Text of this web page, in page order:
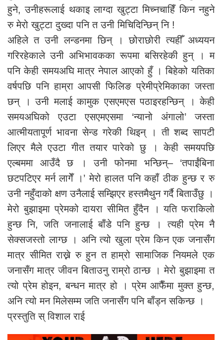
हुने, उनीहरूलाई थकाइ लाग्दा खुट्टा मिच्नचाहिँ किन नहुने
रु मेरो खुट्टा दुख्दा पनि त उनी मिचिदिन्छिन् नि !
अहिले त उनी लन्डनमा छिन् । छोराछोरी त्यहीँ अध्ययन
गरिरहेकाले उनी अभिभावकका रूपमा बसिरहेकी हुन् । म
पनि केही समयअघि मात्र नेपाल आएको हुँ । बिहेको यतिका
वर्षपछि पनि हाम्रा आपसी फिलिङ प्रेमीप्रेमिकाका जस्ता
छन् । उनी मलाई कामुक एसएमएस पठाइरहन्छिन् । केही
समयअघिको एउटा एसएमएसमा ‘न्यानो अंगालो’ जस्ता
आत्मीयतापूर्ण भावना सेन्ड गरेकी थिइन् । ती शब्द सापटी
लिएर मैले एउटा गीत तयार पारेको छु । केही समयपछि
एल्बममा आउँदै छ । उनी फोनमा भन्छिन्– ‘तपाईंबिना
छटपटिएर मर्न लागेँ ।’ मेरो हालत पनि कहाँ ठीक हुन्छ र रु
उनी नहुँदाको क्षण उनैलाई सम्झिएर हस्तमैथुन गर्दै बिताउँछु ।
मेरो बुझाइमा प्रेमको दायरा सीमित हुँदैन । यति फराकिलो
हुन्छ नि, जति जनालाई बाँडे पनि हुन्छ । त्यही प्रेम नै
सेक्सजस्तो लाग्छ । अनि त्यो खुला प्रेम किन एक जनासँग
मात्र सीमित राख्ने रु हुन त हाम्रो सामाजिक नियमले एक
जनासँग मात्र जीवन बिताउनु राम्रो ठान्छ । मेरो बुझाइमा त
त्यो प्रेम होइन, बन्धन मात्र हो । प्रेम आफैँमा मुक्त हुन्छ,
अनि त्यो मन मिलेसम्म जति जनासँग पनि बाँड्न सकिन्छ ।
प्रस्तुति स् विशाल राई